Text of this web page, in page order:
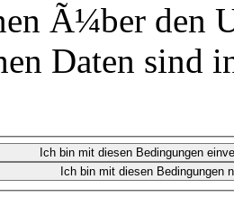
Ã¼ber den
Daten sind